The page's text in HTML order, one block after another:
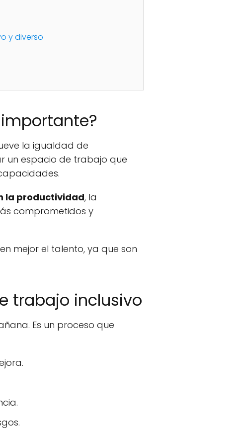
y diverso
la igualdad de
un espacio de trabajo que
la productividad, la
comprometidos y
mejor el talento, ya que son
trabajo inclusivo
Es un proceso que